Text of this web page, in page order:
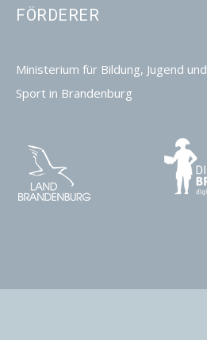
FÖRDERER
Ministerium für Bildung, Jugend und
Sport in Brandenburg